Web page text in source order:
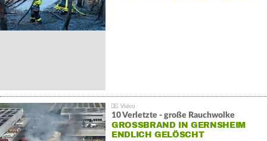
10 Verletzte - große Rauchwolke
GROSSBRAND IN GERNSHEIM E
NDLICH GELÖSCHT